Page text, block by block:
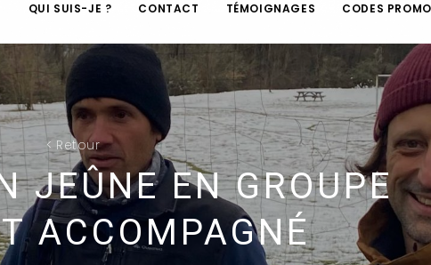
QUI SUIS-JE ? CONTACT TÉMOIGNAGES CODES PROMO
< Retour
JEÛNE EN GROUPE
ACCOMPAGNÉ